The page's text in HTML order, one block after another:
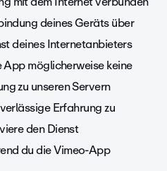
deines Geräts über
deines Internetanbieters
möglicherweise keine
zu unseren Servern
Erfahrung zu
den Dienst
du die Vimeo-App